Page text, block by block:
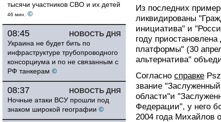
тысячи участников СВО и их детей
46 мин. ©
НОВОСТЬ ДНЯ
08:45
Украина не будет бить по
инфраструктуре трубопроводного
консорциума и по не связанным с
РФ танкерам ©
НОВОСТЬ ДНЯ
08:37
Ночные атаки ВСУ прошли под
знаком широкой географии ©
Из последних
ликвидированы
инициатива" и
году
платформы" (30
альтернатива"
Согласно справке
звание
области"и
Федерации", у него
2004 года Михайлов